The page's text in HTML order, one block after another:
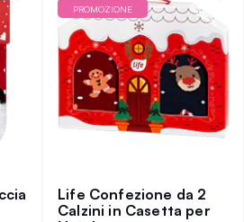
PROMOZIONE
Life Confezione da 2
Calzini in Casetta per